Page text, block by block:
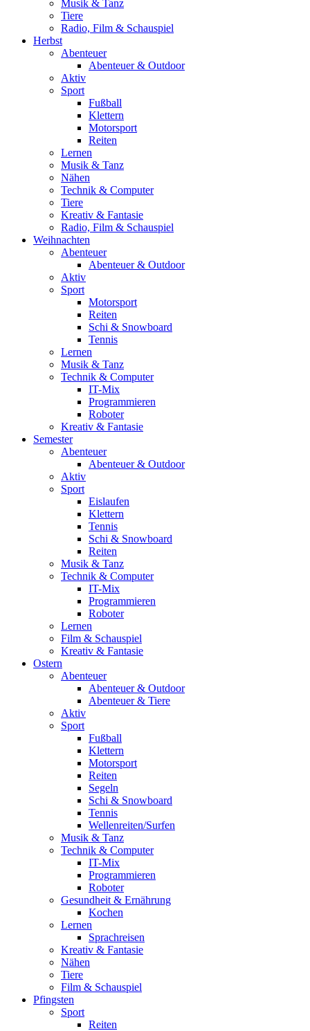
Musik & Tanz
Tiere
Radio, Film & Schauspiel
Herbst
Abenteuer
Abenteuer & Outdoor
Aktiv
Sport
Fußball
Klettern
Motorsport
Reiten
Lernen
Musik & Tanz
Nähen
Technik & Computer
Tiere
Kreativ & Fantasie
Radio, Film & Schauspiel
Weihnachten
Abenteuer
Abenteuer & Outdoor
Aktiv
Sport
Motorsport
Reiten
Schi & Snowboard
Tennis
Lernen
Musik & Tanz
Technik & Computer
IT-Mix
Programmieren
Roboter
Kreativ & Fantasie
Semester
Abenteuer
Abenteuer & Outdoor
Aktiv
Sport
Eislaufen
Klettern
Tennis
Schi & Snowboard
Reiten
Musik & Tanz
Technik & Computer
IT-Mix
Programmieren
Roboter
Lernen
Film & Schauspiel
Kreativ & Fantasie
Ostern
Abenteuer
Abenteuer & Outdoor
Abenteuer & Tiere
Aktiv
Sport
Fußball
Klettern
Motorsport
Reiten
Segeln
Schi & Snowboard
Tennis
Wellenreiten/Surfen
Musik & Tanz
Technik & Computer
IT-Mix
Programmieren
Roboter
Gesundheit & Ernährung
Kochen
Lernen
Sprachreisen
Kreativ & Fantasie
Nähen
Tiere
Film & Schauspiel
Pfingsten
Sport
Reiten